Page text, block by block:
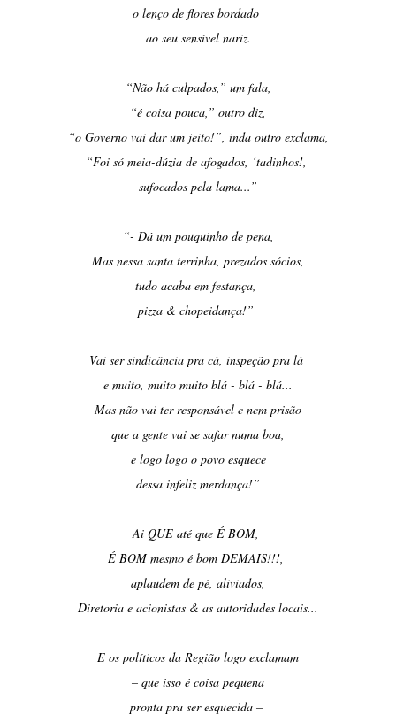
o lenço de flores bordado
ao seu sensível nariz.
“Não há culpados,” um fala,
“é coisa pouca,” outro diz,
“o Governo vai dar um jeito!”, inda outro exclama,
“Foi só meia-dúzia de afogados, ‘tadinhos!,
sufocados pela lama...”
“- Dá um pouquinho de pena,
Mas nessa santa terrinha, prezados sócios,
tudo acaba em festança,
pizza & chopeidança!”
Vai ser sindicância pra cá, inspeção pra lá
e muito, muito muito blá - blá - blá...
Mas não vai ter responsável e nem prisão
que a gente vai se safar numa boa,
e logo logo o povo esquece
dessa infeliz merdança!”
Ai QUE até que É BOM,
É BOM mesmo é bom DEMAIS!!!,
aplaudem de pé, aliviados,
Diretoria e acionistas & as autoridades locais...
E os políticos da Região logo exclamam
– que isso é coisa pequena
pronta pra ser esquecida –